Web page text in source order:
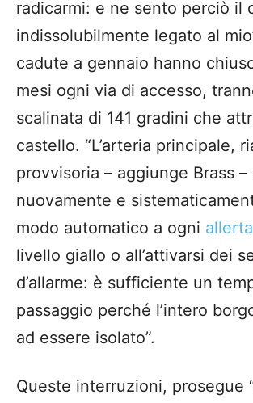
radicarmi: e ne sento perciò il
indissolubilmente legato al
cadute a gennaio hanno
mesi ogni via di accesso,
scalinata di 141 gradini che
castello. “L’arteria principale,
provvisoria – aggiunge Brass –
nuovamente e
modo automatico a ogni
livello giallo o all’attivarsi dei
d’allarme: è sufficiente un
passaggio perché l’intero
ad essere isolato”.
Queste interruzioni, prosegue